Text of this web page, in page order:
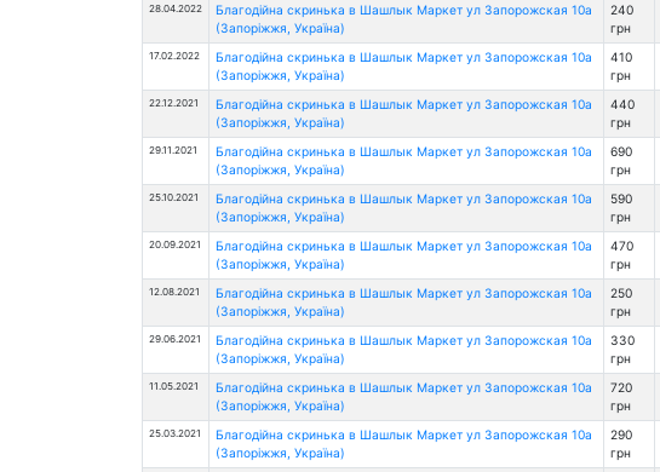
28.04.2022
Благодійна скринька в Шашлык Маркет ул Запорожская 10а
(Запоріжжя, Україна)
240
грн
17.02.2022
Благодійна скринька в Шашлык Маркет ул Запорожская 10а
(Запоріжжя, Україна)
410
грн
22.12.2021
Благодійна скринька в Шашлык Маркет ул Запорожская 10а
(Запоріжжя, Україна)
440
грн
29.11.2021
Благодійна скринька в Шашлык Маркет ул Запорожская 10а
(Запоріжжя, Україна)
690
грн
25.10.2021
Благодійна скринька в Шашлык Маркет ул Запорожская 10а
(Запоріжжя, Україна)
590
грн
20.09.2021
Благодійна скринька в Шашлык Маркет ул Запорожская 10а
(Запоріжжя, Україна)
470
грн
12.08.2021
Благодійна скринька в Шашлык Маркет ул Запорожская 10а
(Запоріжжя, Україна)
250
грн
29.06.2021
Благодійна скринька в Шашлык Маркет ул Запорожская 10а
(Запоріжжя, Україна)
330
грн
11.05.2021
Благодійна скринька в Шашлык Маркет ул Запорожская 10а
(Запоріжжя, Україна)
720
грн
25.03.2021
Благодійна скринька в Шашлык Маркет ул Запорожская 10а
(Запоріжжя, Україна)
290
грн